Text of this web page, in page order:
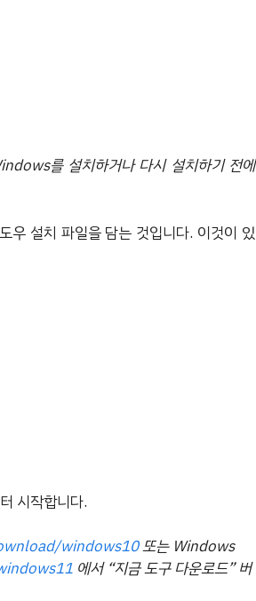
를 설치하거나 다시 설치하기 전에
우 설치 파일을 담는 것입니다. 이것이 있
시작합니다.
windows10또는 Windows
에서 “지금 도구 다운로드” 버